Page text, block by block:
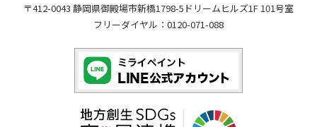
〒412-0043 静岡県御殿場市新橋1798-5ドリームヒルズ1F 101号室
フリーダイヤル：0120-071-088